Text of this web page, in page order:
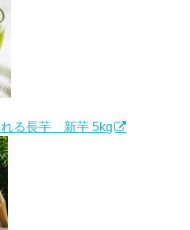
れる長芋 新芋 5kg